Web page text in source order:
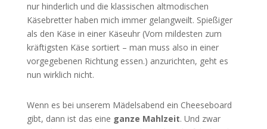
nur hinderlich und die klassischen altmodischen
Käsebretter haben mich immer gelangweilt. Spießiger
als den Käse in einer Käseuhr (Vom mildesten zum
kräftigsten Käse sortiert – man muss also in einer
vorgegebenen Richtung essen.) anzurichten, geht es
nun wirklich nicht.
Wenn es bei unserem Mädelsabend ein Cheeseboard
gibt, dann ist das eine ganze Mahlzeit. Und zwar